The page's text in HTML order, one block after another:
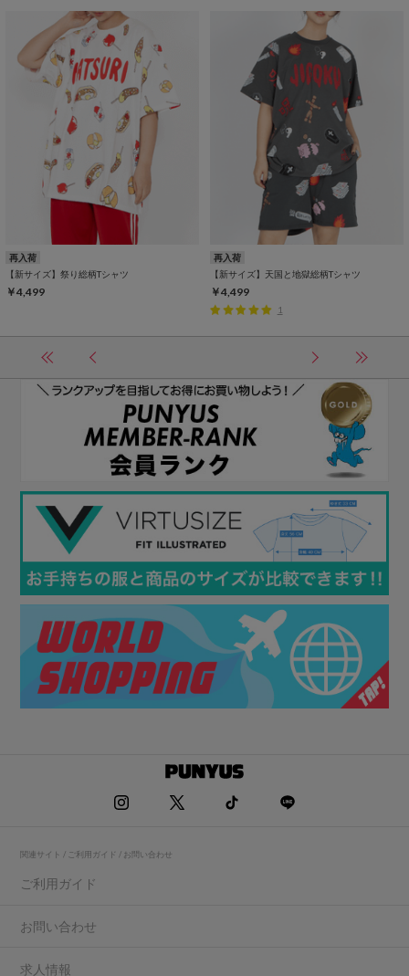
再入荷
【新サイズ】祭り総柄Tシャツ
￥4,499
再入荷
【新サイズ】天国と地獄総柄Tシャツ
￥4,499
1
関連サイト / ご利用ガイド / お問い合わせ
ご利用ガイド
お問い合わせ
求人情報